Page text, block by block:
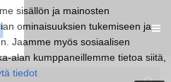
sisällön ja mainosten
ominaisuuksien tukemiseen ja
Jaamme myös sosiaalisen
alan kumppaneillemme tietoa siitä,
tiedot